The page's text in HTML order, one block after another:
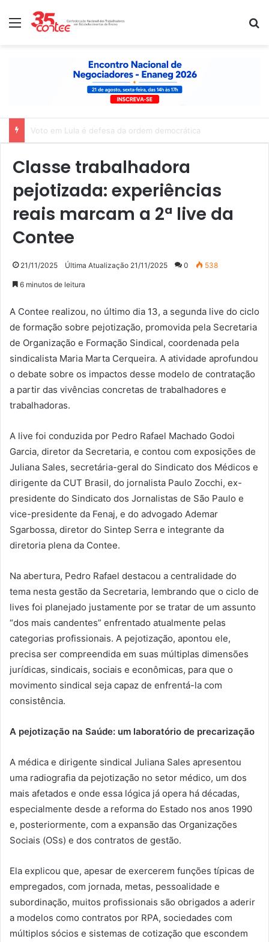
Menu
Nota de solidariedade ao povo venezuelano
Classe trabalhadora
pejotizada: experiências
reais marcam a 2ª live da
Contee
21/11/2025 Última Atualização 21/11/2025 0 538
6 minutos de leitura
A Contee realizou, no último dia 13, a segunda live do ciclo
de formação sobre pejotização, promovida pela Secretaria
de Organização e Formação Sindical, coordenada pela
sindicalista Maria Marta Cerqueira. A atividade aprofundou
o debate sobre os impactos desse modelo de contratação
a partir das vivências concretas de trabalhadores e
trabalhadoras.
A live foi conduzida por Pedro Rafael Machado Godoi
Garcia, diretor da Secretaria, e contou com exposições de
Juliana Sales, secretária-geral do Sindicato dos Médicos e
dirigente da CUT Brasil, do jornalista Paulo Zocchi, ex-
presidente do Sindicato dos Jornalistas de São Paulo e
vice-presidente da Fenaj, e do advogado Ademar
Sgarbossa, diretor do Sintep Serra e integrante da
diretoria plena da Contee.
Na abertura, Pedro Rafael destacou a centralidade do
tema nesta gestão da Secretaria, lembrando que o ciclo de
lives foi planejado justamente por se tratar de um assunto
“dos mais candentes” enfrentado atualmente pelas
categorias profissionais. A pejotização, apontou ele,
precisa ser compreendida em suas múltiplas dimensões
jurídicas, sindicais, sociais e econômicas, para que o
movimento sindical seja capaz de enfrentá-la com
consistência.
A pejotização na Saúde: um laboratório de precarização
A médica e dirigente sindical Juliana Sales apresentou
uma radiografia da pejotização no setor médico, um dos
mais afetados e onde essa lógica já opera há décadas,
especialmente desde a reforma do Estado nos anos 1990
e, posteriormente, com a expansão das Organizações
Sociais (OSs) e dos contratos de gestão.
Ela explicou que, apesar de exercerem funções típicas de
empregados, com jornada, metas, pessoalidade e
subordinação, muitos profissionais são obrigados a aderir
a modelos como contratos por RPA, sociedades com
múltiplos sócios e sistemas de cotização que escondem